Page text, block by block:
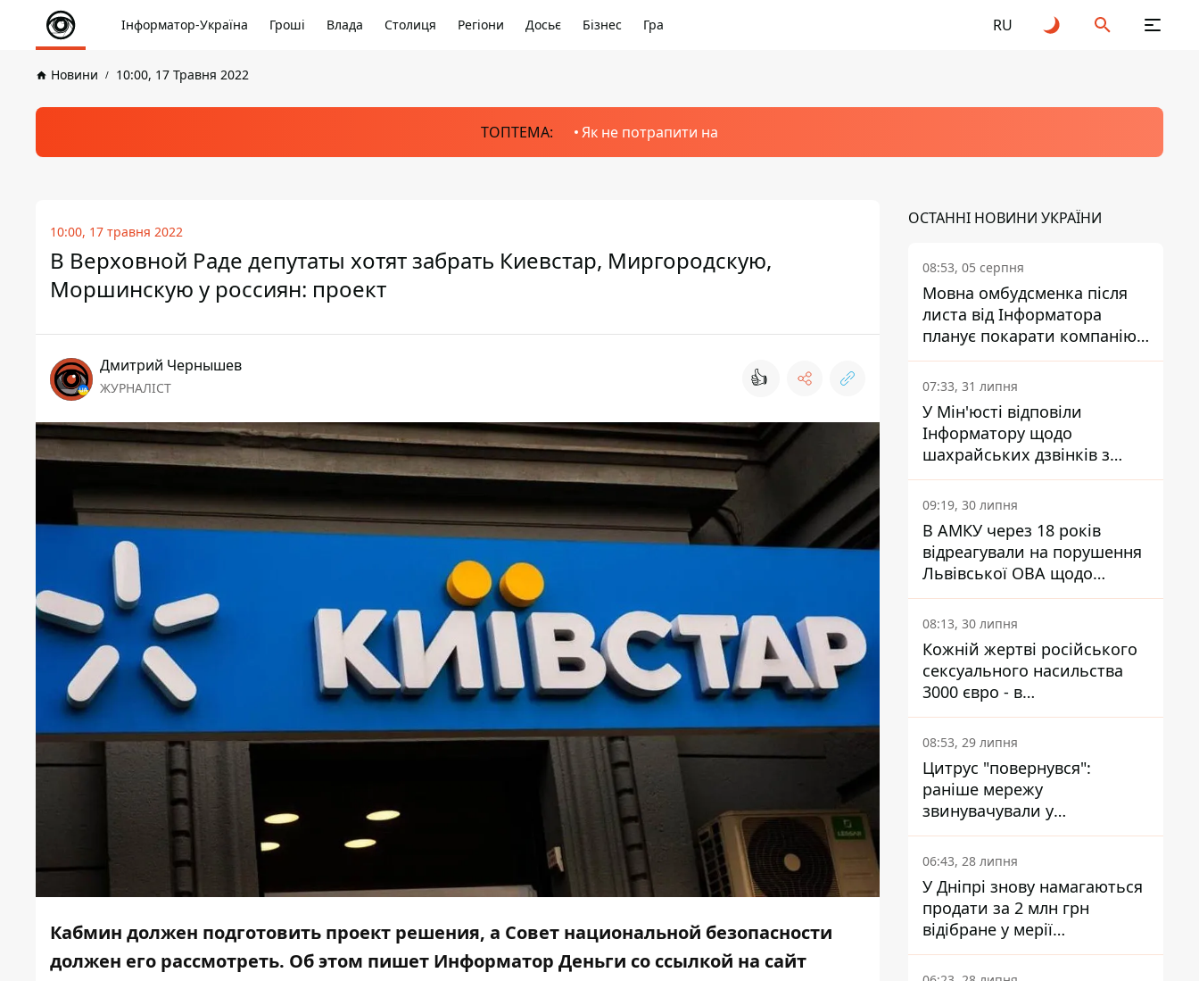
Інформатор-Україна Гроші Влада Столиця Регіони Досьє Бізнес Гра RU
Новини 10:00, 17 Травня 2022
ТОПТЕМА: Як не потрапити на
10:00, 17 травня 2022
В Верховной Раде депутаты хотят забрать Киевстар, Миргородскую,
Моршинскую у россиян: проект
Дмитрий Чернышев
ЖУРНАЛІСТ 👍
Кабмин должен подготовить проект решения, а Совет национальной безопасности
должен его рассмотреть. Об этом пишет Информатор Деньги со ссылкой на сайт
ОСТАННІ НОВИНИ УКРАЇНИ
08:53, 05 серпня
Мовна омбудсменка після
листа від Інформатора
планує покарати компанію-
підрядника ПриватБанку
07:33, 31 липня
У Мін'юсті відповіли
Інформатору щодо
шахрайських дзвінків з
камери Сумського СІЗО так,
що ніхто нічого не зрозумів
09:19, 30 липня
В АМКУ через 18 років
відреагували на порушення
Львівської ОВА щодо
харчування у закладах
освіти
08:13, 30 липня
Кожній жертві російського
сексуального насильства
3000 євро - в
Мінсоцполітики пояснили
Інформатору, звідки на це
гроші
08:53, 29 липня
Цитрус "повернувся":
раніше мережу
звинувачували у
контрабанді техніки та
ухиленні від сплати
податків
06:43, 28 липня
У Дніпрі знову намагаються
продати за 2 млн грн
відібране у мерії
приміщення Укрпошти